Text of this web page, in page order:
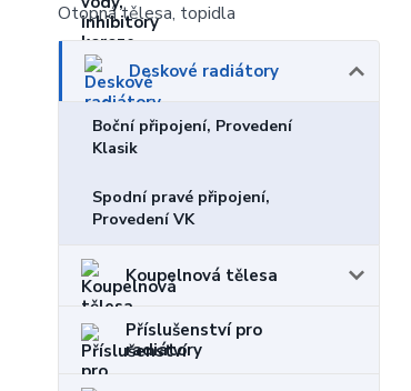
Otopná tělesa, topidla
Deskové radiátory
Boční připojení, Provedení
Klasik
Spodní pravé připojení,
Provedení VK
Koupelnová tělesa
Příslušenství pro
radiátory